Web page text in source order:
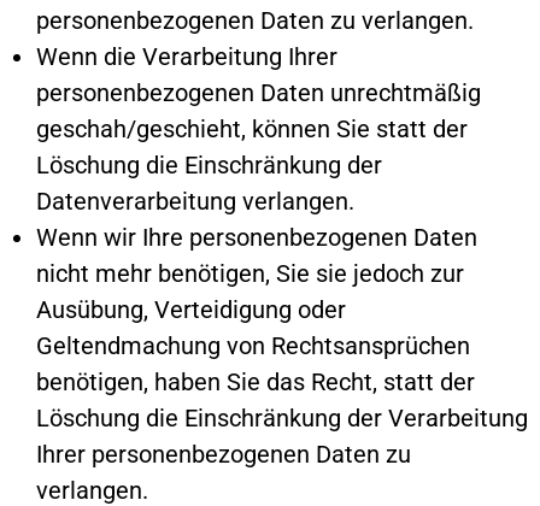
personenbezogenen Daten zu verlangen.
Wenn die Verarbeitung Ihrer
personenbezogenen Daten unrechtmäßig
geschah/geschieht, können Sie statt der
Löschung die Einschränkung der
Datenverarbeitung verlangen.
Wenn wir Ihre personenbezogenen Daten
nicht mehr benötigen, Sie sie jedoch zur
Ausübung, Verteidigung oder
Geltendmachung von Rechtsansprüchen
benötigen, haben Sie das Recht, statt der
Löschung die Einschränkung der Verarbeitung
Ihrer personenbezogenen Daten zu
verlangen.